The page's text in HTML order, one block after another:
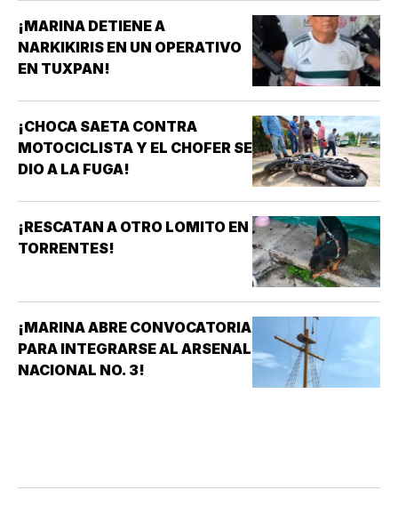
¡MARINA DETIENE A
NARKIKIRIS EN UN OPERATIVO
EN TUXPAN!
¡CHOCA SAETA CONTRA
MOTOCICLISTA Y EL CHOFER SE
DIO A LA FUGA!
¡RESCATAN A OTRO LOMITO EN
TORRENTES!
¡MARINA ABRE CONVOCATORIA
PARA INTEGRARSE AL ARSENAL
NACIONAL NO. 3!